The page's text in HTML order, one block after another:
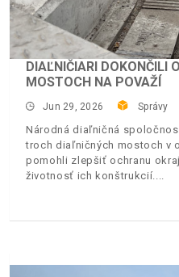
DIAĽNIČIARI DOKONČILI
MOSTOCH NA POVAŽÍ
Jun 29, 2026 Správy
Národná diaľničná
troch diaľničných mostoch v
pomohli zlepšiť ochranu
životnosť ich konštrukcií.